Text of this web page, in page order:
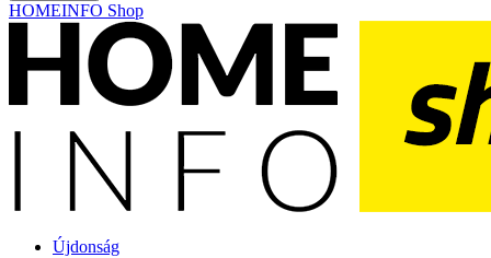
HOMEINFO Shop
Újdonság